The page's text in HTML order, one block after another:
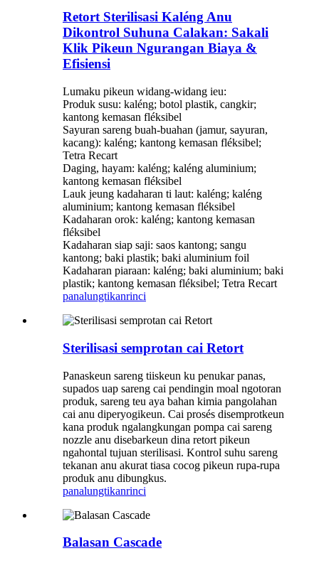
Retort Sterilisasi Kaléng Anu
Dikontrol Suhuna Calakan: Sakali
Klik Pikeun Ngurangan Biaya &
Efisiensi
Lumaku pikeun widang-widang ieu:
Produk susu: kaléng; botol plastik, cangkir;
kantong kemasan fléksibel
Sayuran sareng buah-buahan (jamur, sayuran,
kacang): kaléng; kantong kemasan fléksibel;
Tetra Recart
Daging, hayam: kaléng; kaléng aluminium;
kantong kemasan fléksibel
Lauk jeung kadaharan ti laut: kaléng; kaléng
aluminium; kantong kemasan fléksibel
Kadaharan orok: kaléng; kantong kemasan
fléksibel
Kadaharan siap saji: saos kantong; sangu
kantong; baki plastik; baki aluminium foil
Kadaharan piaraan: kaléng; baki aluminium; baki
plastik; kantong kemasan fléksibel; Tetra Recart
panalungtikanrinci
Sterilisasi semprotan cai Retort
Panaskeun sareng tiiskeun ku penukar panas,
supados uap sareng cai pendingin moal ngotoran
produk, sareng teu aya bahan kimia pangolahan
cai anu diperyogikeun. Cai prosés disemprotkeun
kana produk ngalangkungan pompa cai sareng
nozzle anu disebarkeun dina retort pikeun
ngahontal tujuan sterilisasi. Kontrol suhu sareng
tekanan anu akurat tiasa cocog pikeun rupa-rupa
produk anu dibungkus.
panalungtikanrinci
Balasan Cascade